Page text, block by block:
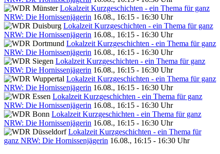
Lokalzeit Kurzgeschichten - ein Thema für ganz
NRW: Die Hornissenjägerin 16.08., 16:15 - 16:30 Uhr
Lokalzeit Kurzgeschichten - ein Thema für ganz
NRW: Die Hornissenjägerin 16.08., 16:15 - 16:30 Uhr
Lokalzeit Kurzgeschichten - ein Thema für ganz
NRW: Die Hornissenjägerin 16.08., 16:15 - 16:30 Uhr
Lokalzeit Kurzgeschichten - ein Thema für ganz
NRW: Die Hornissenjägerin 16.08., 16:15 - 16:30 Uhr
Lokalzeit Kurzgeschichten - ein Thema für ganz
NRW: Die Hornissenjägerin 16.08., 16:15 - 16:30 Uhr
Lokalzeit Kurzgeschichten - ein Thema für ganz
NRW: Die Hornissenjägerin 16.08., 16:15 - 16:30 Uhr
Lokalzeit Kurzgeschichten - ein Thema für ganz
NRW: Die Hornissenjägerin 16.08., 16:15 - 16:30 Uhr
Lokalzeit Kurzgeschichten - ein Thema für
ganz NRW: Die Hornissenjägerin 16.08., 16:15 - 16:30 Uhr